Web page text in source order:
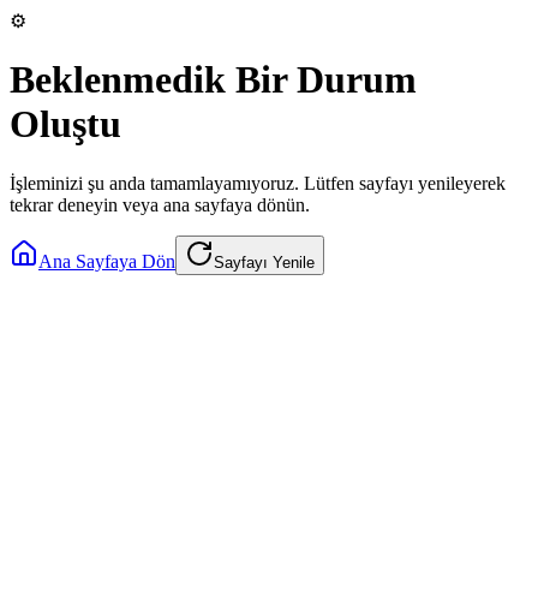
⚙️
Beklenmedik Bir Durum
Oluştu
İşleminizi şu anda tamamlayamıyoruz. Lütfen sayfayı yenileyerek
tekrar deneyin veya ana sayfaya dönün.
Ana Sayfaya Dön Sayfayı Yenile